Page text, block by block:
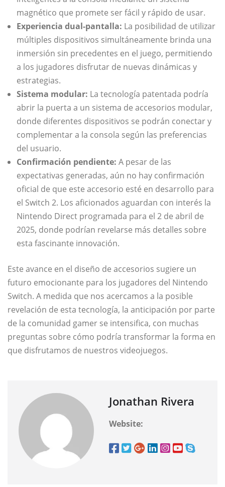
magnético que promete ser fácil y rápido de usar.
Experiencia dual-pantalla: La posibilidad de utilizar
múltiples dispositivos simultáneamente brinda una
inmersión sin precedentes en el juego, permitiendo
a los jugadores disfrutar de nuevas dinámicas y
estrategias.
Sistema modular: La tecnología patentada podría
abrir la puerta a un sistema de accesorios modular,
donde diferentes dispositivos se podrán conectar y
complementar a la consola según las preferencias
del usuario.
Confirmación pendiente: A pesar de las
expectativas generadas, aún no hay confirmación
oficial de que este accesorio esté en desarrollo para
el Switch 2. Los aficionados aguardan con interés la
Nintendo Direct programada para el 2 de abril de
2025, donde podrían revelarse más detalles sobre
esta fascinante innovación.
Este avance en el diseño de accesorios sugiere un
futuro emocionante para los jugadores del Nintendo
Switch. A medida que nos acercamos a la posible
revelación de esta tecnología, la anticipación por parte
de la comunidad gamer se intensifica, con muchas
preguntas sobre cómo podría transformar la forma en
que disfrutamos de nuestros videojuegos.
Jonathan Rivera
Website: